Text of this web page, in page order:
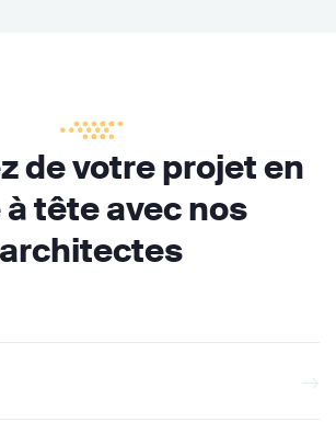
de votre projet en
tête avec nos
architectes